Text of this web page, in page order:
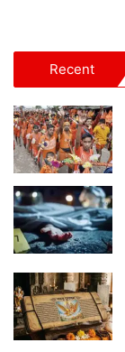
Recent